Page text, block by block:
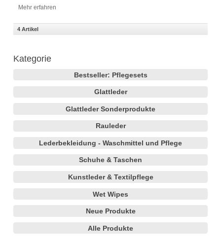
Mehr erfahren
4 Artikel
Kategorie
Bestseller: Pflegesets
Glattleder
Glattleder Sonderprodukte
Rauleder
Lederbekleidung - Waschmittel und Pflege
Schuhe & Taschen
Kunstleder & Textilpflege
Wet Wipes
Neue Produkte
Alle Produkte